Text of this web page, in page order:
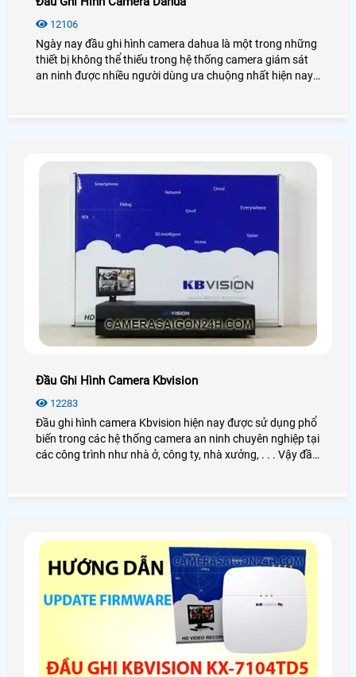
12106
Ngày nay đầu ghi hình camera dahua là một trong những
thiết bị không thể thiếu trong hệ thống camera giám sát
an ninh được nhiều người dùng ưa chuộng nhất hiện nay.
Đầu Ghi Hình Camera Kbvision
12283
Đầu ghi hình camera Kbvision hiện nay được sử dụng phổ
biến trong các hệ thống camera an ninh chuyên nghiệp tại
các công trình như nhà ở, công ty, nhà xưởng, . . . Vậy đầu